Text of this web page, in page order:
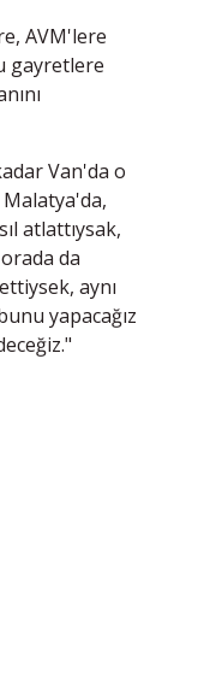
AVM'lere
gayretlere
Van'da o
Malatya'da,
atlattıysak,
da
aynı
yapacağız